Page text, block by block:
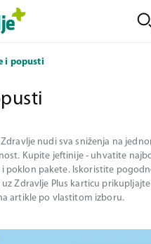
i popusti
Zdravlje nudi sva sniženja na
Kupite jeftinije - uhvatite
poklon pakete. Iskoristite
Zdravlje Plus karticu
artikle po vlastitom izboru.